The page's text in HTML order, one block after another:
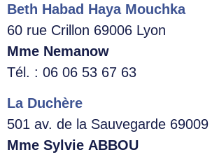
Beth Habad Haya Mouchka
60 rue Crillon 69006 Lyon
Mme Nemanow
Tél. : 06 06 53 67 63
La Duchère
501 av. de la Sauvegarde 69009
Mme Sylvie ABBOU